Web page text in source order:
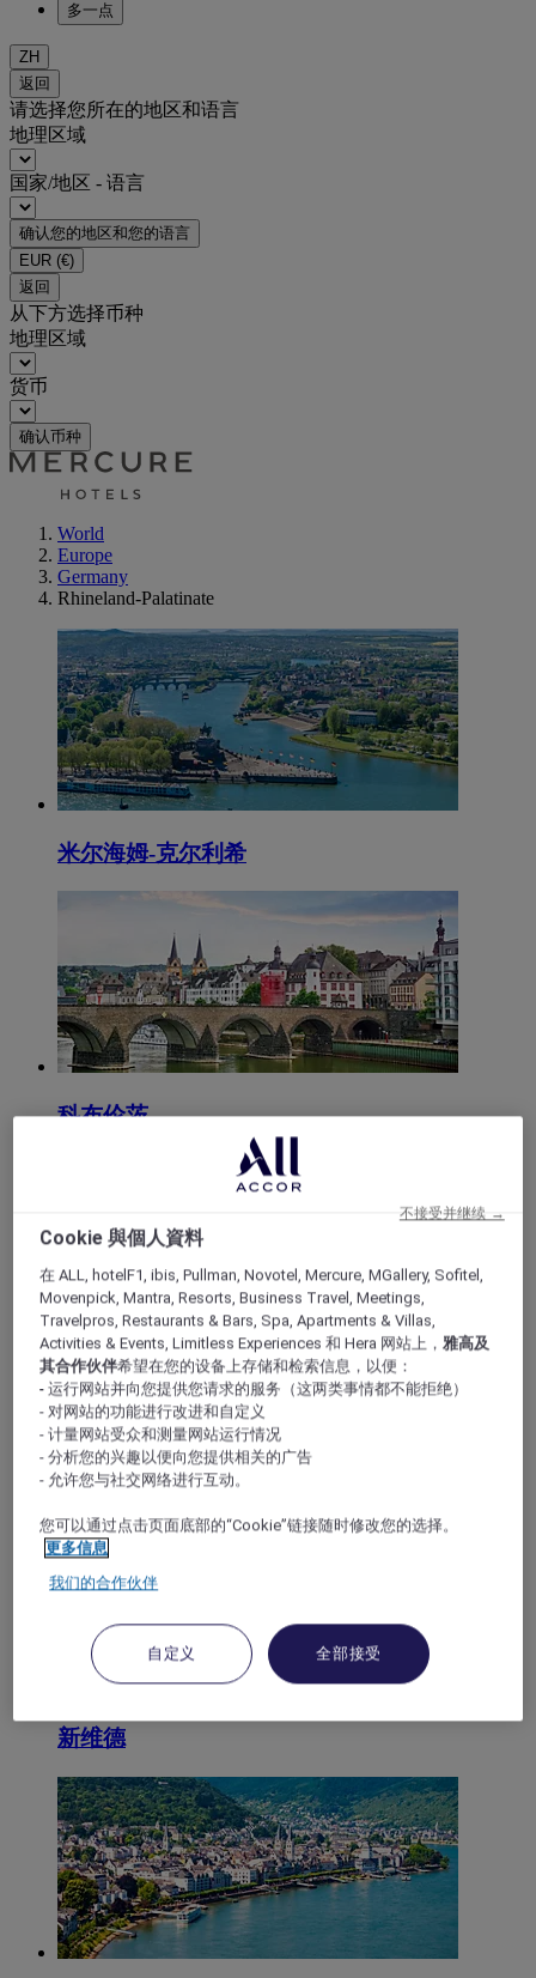
多一点
ZH
返回
请选择您所在的地区和语言
地理区域
国家/地区 - 语言
确认您的地区和您的语言
EUR (€)
返回
从下方选择币种
地理区域
货币
确认币种
World
Europe
Germany
Rhineland-Palatinate
米尔海姆-克尔利希
科布伦茨
美茵茨
巴特迪克海姆
新维德
Cookie 與個人資料
在 ALL, hotelF1, ibis, Pullman, Novotel, Mercure, MGallery, Sofitel,
Movenpick, Mantra, Resorts, Business Travel, Meetings,
Travelpros, Restaurants & Bars, Spa, Apartments & Villas,
Activities & Events, Limitless Experiences 和 Hera 网站上，雅高及
其合作伙伴希望在您的设备上存储和检索信息，以便：
- 运行网站并向您提供您请求的服务（这两类事情都不能拒绝）
- 对网站的功能进行改进和自定义
- 计量网站受众和测量网站运行情况
- 分析您的兴趣以便向您提供相关的广告
- 允许您与社交网络进行互动。
您可以通过点击页面底部的“Cookie”链接随时修改您的选择。
更多信息
我们的合作伙伴
自定义 全部接受
不接受并继续 →